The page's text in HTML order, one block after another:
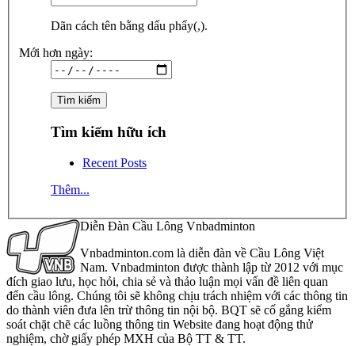
Dãn cách tên bằng dấu phẩy(,).
Mới hơn ngày:
Tìm kiếm hữu ích
Recent Posts
Thêm...
Diễn Đàn Cầu Lông Vnbadminton
Vnbadminton.com là diễn đàn về Cầu Lông Việt
Nam. Vnbadminton được thành lập từ 2012 với mục
đích giao lưu, học hỏi, chia sẻ và thảo luận mọi vấn đề liên quan
đến cầu lông. Chúng tôi sẽ không chịu trách nhiệm với các thông tin
do thành viên đưa lên trừ thông tin nội bộ. BQT sẽ cố gắng kiểm
soát chặt chẽ các luồng thông tin Website đang hoạt động thử
nghiệm, chờ giấy phép MXH của Bộ TT & TT.